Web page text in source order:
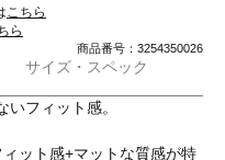
こちら
ら
商品番号：3254350026
サイズ・スペック
フィット感。
ット感+マットな質感が特